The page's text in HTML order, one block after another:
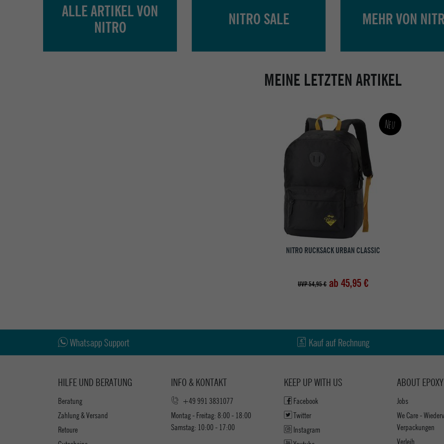
ALLE ARTIKEL VON
NITRO
NITRO SALE MEHR VON
MEINE LETZTEN ARTIKEL
Neu
NITRO RUCKSACK URBAN CLASSIC
UVP 54,95 € ab 45,95 €
Whatsapp Support Kauf auf Rechnung
HILFE UND BERATUNG
Beratung
Zahlung & Versand
Retoure
INFO & KONTAKT
+49 991 3831077
Montag - Freitag: 8:00 - 18:00
Samstag: 10:00 - 17:00
ABOUT EPOXY
Jobs
We Care -
Verpackungen
Verleih
KEEP UP WITH US
Facebook
Twitter
Instagram